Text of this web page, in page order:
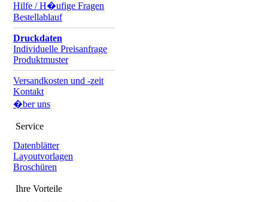
Hilfe / H�ufige Fragen
Bestellablauf
Druckdaten
Individuelle Preisanfrage
Produktmuster
Versandkosten und -zeit
Kontakt
�ber uns
Service
Datenblätter
Layoutvorlagen
Broschüren
Ihre Vorteile